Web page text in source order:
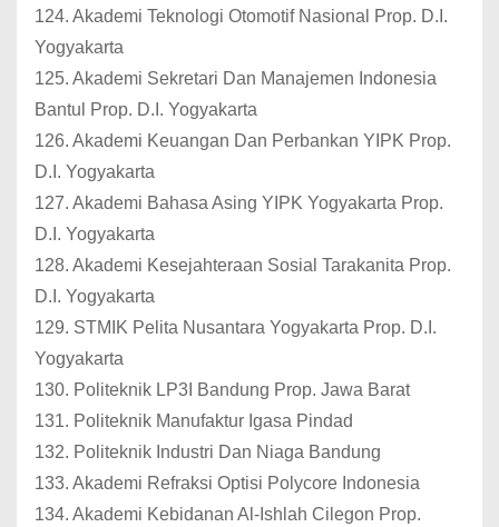
124. Akademi Teknologi Otomotif Nasional Prop. D.I.
Yogyakarta
125. Akademi Sekretari Dan Manajemen Indonesia
Bantul Prop. D.I. Yogyakarta
126. Akademi Keuangan Dan Perbankan YIPK Prop.
D.I. Yogyakarta
127. Akademi Bahasa Asing YIPK Yogyakarta Prop.
D.I. Yogyakarta
128. Akademi Kesejahteraan Sosial Tarakanita Prop.
D.I. Yogyakarta
129. STMIK Pelita Nusantara Yogyakarta Prop. D.I.
Yogyakarta
130. Politeknik LP3I Bandung Prop. Jawa Barat
131. Politeknik Manufaktur Igasa Pindad
132. Politeknik Industri Dan Niaga Bandung
133. Akademi Refraksi Optisi Polycore Indonesia
134. Akademi Kebidanan Al-Ishlah Cilegon Prop.